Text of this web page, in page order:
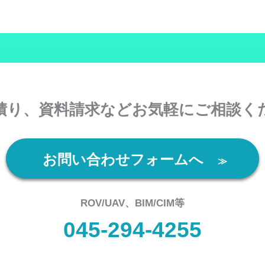
り、資料請求などお気軽にご相談く
お問い合わせフォームへ≫
ROV/UAV、BIM/CIM等
045-294-4255